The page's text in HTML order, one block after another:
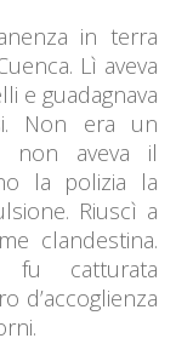
in terra
Lì aveva
e guadagnava
Non era un
non aveva il
la polizia la
Riuscì a
clandestina.
fu catturata
d’accoglienza